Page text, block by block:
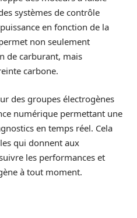
systèmes de contrôle
en fonction de la
non seulement
de carburant, mais
carbone.
des groupes électrogènes
numérique permettant une
en temps réel. Cela
qui donnent aux
les performances et
à tout moment.